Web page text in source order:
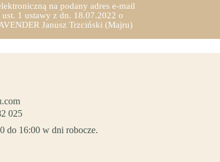
na podany adres e-mail
1 ustawy z dn. 18.07.2022 o
Janusz Trzciński (Majru)
025
do 16:00 w dni robocze.